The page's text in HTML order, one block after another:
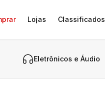
Lojas Classificados
Eletrônicos e Áudio